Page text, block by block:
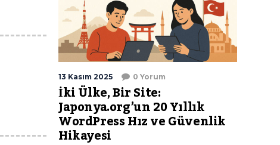
13 Kasım 2025 0 Yorum
İki Ülke, Bir Site:
Japonya.org’un 20 Yıllık
WordPress Hız ve Güvenlik
Hikayesi